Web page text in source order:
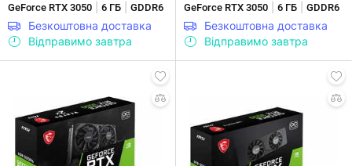
GeForce RTX 3050
6 ГБ GDDR6
Безкоштовна доставка
Відправимо завтра
GeForce RTX 3050
6 ГБ GDDR6
Безкоштовна доставка
Відправимо завтра